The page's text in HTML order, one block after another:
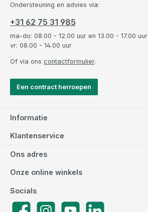
Ondersteuning en advies via:
+31 62 75 31 985
ma-do: 08.00 - 12.00 uur en 13.00 - 17.00 uur
vr: 08.00 - 14.00 uur
Of via ons contactformulier.
Een contract herroepen
Informatie
Klantenservice
Ons adres
Socials
Onze online winkels